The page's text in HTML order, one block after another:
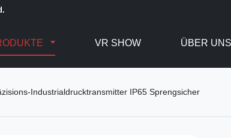
VR SHOW ÜBER UNS
Industrialdrucktransmitter IP65 Sprengsicher